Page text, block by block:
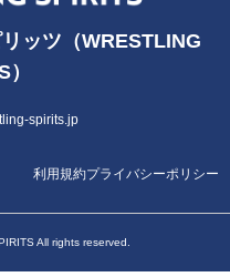
ッツ（WRESTLING
spirits.jp
利用規約プライバシーポリシー
All rights reserved.